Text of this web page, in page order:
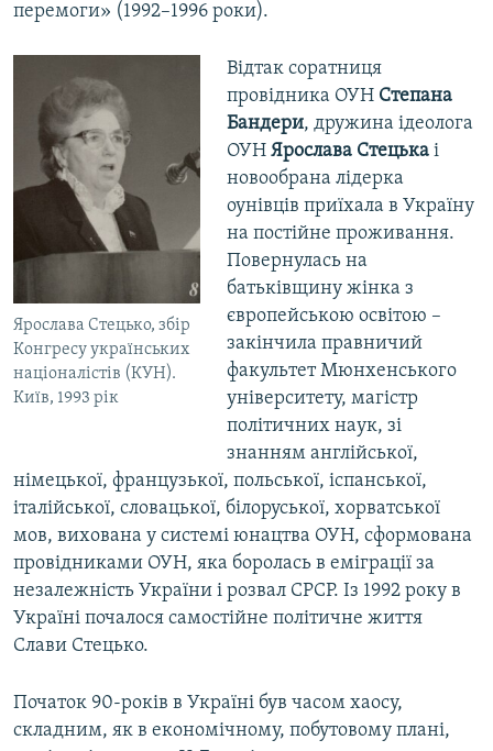
перемоги» (1992–1996 роки).
Ярослава Стецько, збір
Конгресу українських
націоналістів (КУН).
Київ, 1993 рік
Відтак соратниця
провідника ОУН Степана
Бандери, дружина ідеолога
ОУН Ярослава Стецькаі
новообрана лідерка
оунівців приїхала в Україну
на постійне проживання.
Повернулась на
батьківщину жінка з
європейською освітою –
закінчила правничий
факультет Мюнхенського
університету, магістр
політичних наук, зі
знанням англійської,
німецької, французької, польської, іспанської,
італійської, словацької, білоруської, хорватської
мов, вихована у системі юнацтва ОУН, сформована
провідниками ОУН, яка боролась в еміграції за
незалежність України і розвал СРСР. Із 1992 року в
Україні почалося самостійне політичне життя
Слави Стецько.
Початок 90-років в Україні був часом хаосу,
складним, як в економічному, побутовому плані,